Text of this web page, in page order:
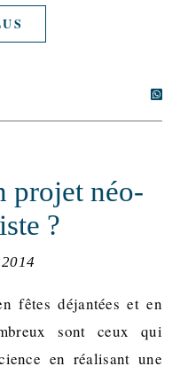
projet néo-
?
sont ceux qui
en réalisant une